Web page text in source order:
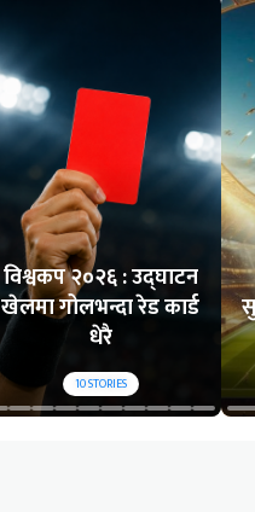
विश्वकप २०२६ : उद्घाटन
खेलमा गोलभन्दा रेड कार्ड
धेरै
10STORIES